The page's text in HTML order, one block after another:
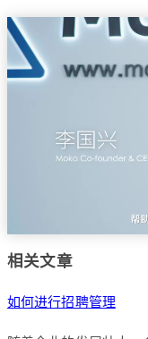
相关文章
如何进行招聘管理